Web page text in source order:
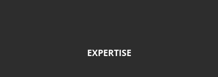
EXPERTISE